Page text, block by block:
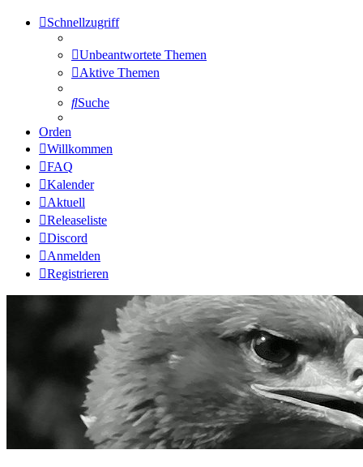
Schnellzugriff
Unbeantwortete Themen
Aktive Themen
Suche
Orden
Willkommen
FAQ
Kalender
Aktuell
Releaseliste
Discord
Anmelden
Registrieren